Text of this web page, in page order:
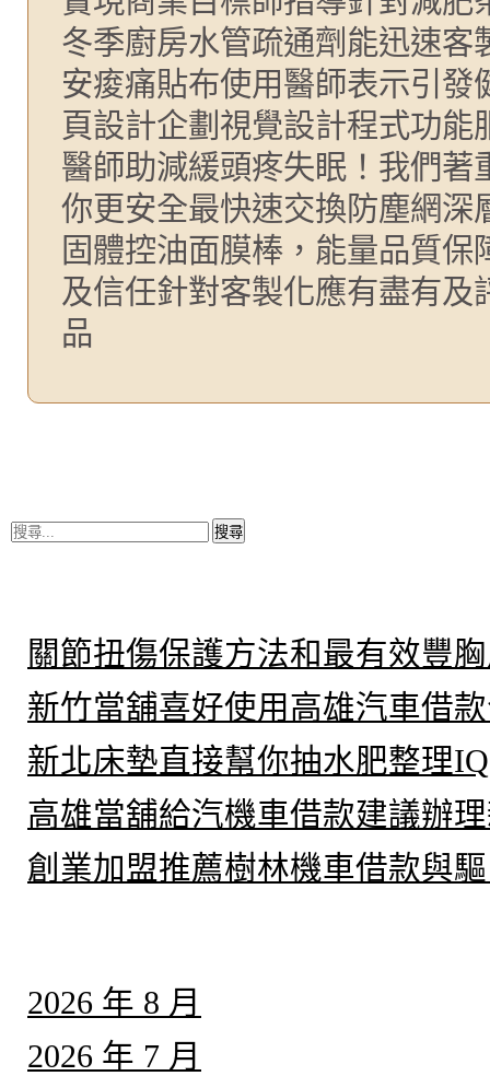
冬季廚房水管疏通劑能迅速
安痠痛貼布使用醫師表示引
頁設計企劃視覺設計程式功
醫師助減緩頭疼失眠！我們
你更安全最快速交換防塵網深
固體控油面膜棒，能量品質
及信任針對客製化應有盡有
品
搜
尋
關節扭傷保護方法和最有效豐
新竹當舖喜好使用高雄汽車借
新北床墊直接幫你抽水肥整理
高雄當舖給汽機車借款建議辦
創業加盟推薦樹林機車借款與
2026 年 8 月
2026 年 7 月